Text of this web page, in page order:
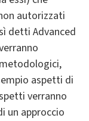
autorizzati
detti Advanced
aspetti di
verranno
un approccio